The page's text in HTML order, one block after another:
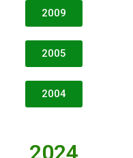
2009
2005
2004
2024